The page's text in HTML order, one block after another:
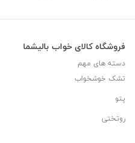
فروشگاه کالای خواب بالیشما
دسته های مهم
تشک خوشخواب
پتو
روتختی